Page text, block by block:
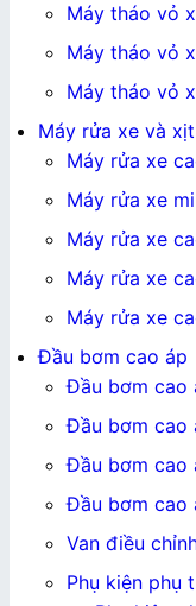
Máy tháo vỏ
Máy tháo vỏ
Máy tháo vỏ
Máy rửa xe và
Máy rửa xe
Máy rửa xe
Máy rửa xe
Máy rửa xe
Máy rửa xe
Đầu bơm cao áp
Đầu bơm cao
Đầu bơm cao
Đầu bơm cao
Đầu bơm cao
Van điều
Phụ kiện phụ